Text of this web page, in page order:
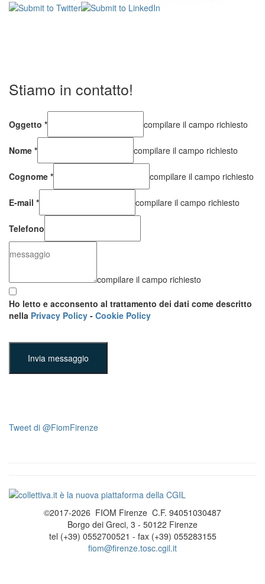
Stiamo in contatto!
Oggetto * compilare il campo richiesto
Nome * compilare il campo richiesto
Cognome * compilare il campo richiesto
E-mail * compilare il campo richiesto
Telefono
compilare il campo richiesto
Ho letto e acconsento al trattamento dei dati come descritto
nella Privacy Policy - Cookie Policy
Invia messaggio
Tweet di @FiomFirenze
©2017-2026 FIOM Firenze C.F. 94051030487
Borgo dei Greci, 3 - 50122 Firenze
tel (+39) 0552700521 - fax (+39) 055283155
fiom@firenze.tosc.cgil.it